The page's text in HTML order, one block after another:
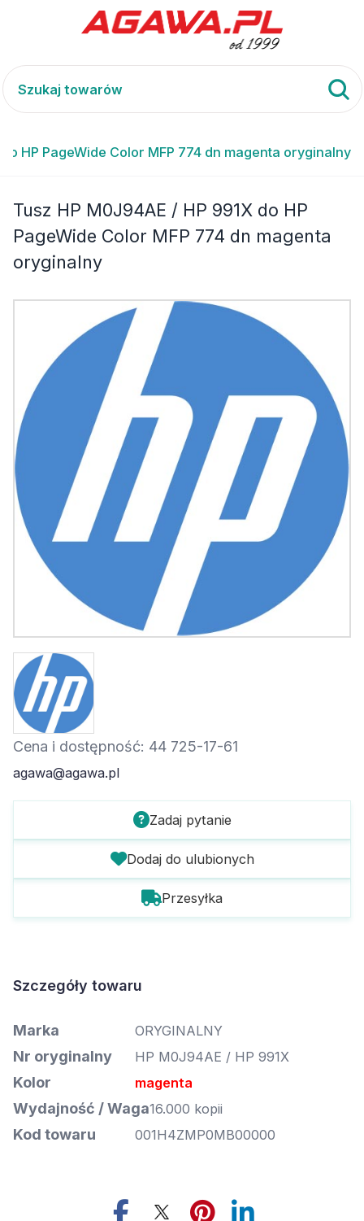
HP PageWide Color MFP 774 dn magenta oryginalny
Tusz HP M0J94AE / HP 991X do HP
PageWide Color MFP 774 dn magenta
oryginalny
Cena i dostępność: 44 725-17-61
agawa@agawa.pl
Zadaj pytanie
Dodaj do ulubionych
Przesyłka
Szczegóły towaru
Marka ORYGINALNY
Nr oryginalny HP M0J94AE / HP 991X
Kolor magenta
Wydajność / Waga16.000 kopii
Kod towaru 001H4ZMP0MB00000